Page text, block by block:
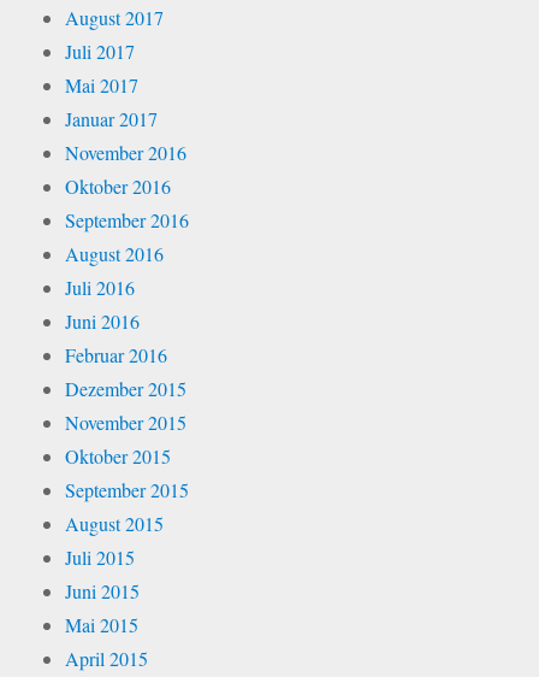
August 2017
Juli 2017
Mai 2017
Januar 2017
November 2016
Oktober 2016
September 2016
August 2016
Juli 2016
Juni 2016
Februar 2016
Dezember 2015
November 2015
Oktober 2015
September 2015
August 2015
Juli 2015
Juni 2015
Mai 2015
April 2015